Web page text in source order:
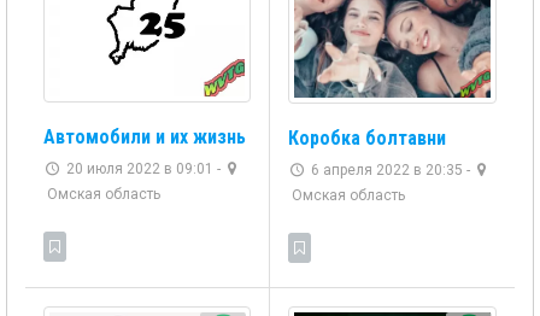
Автомобили и их жизнь
20 июля 2022 в 09:01 -
Омская область
Коробка болтавни
6 апреля 2022 в 20:35 -
Омская область